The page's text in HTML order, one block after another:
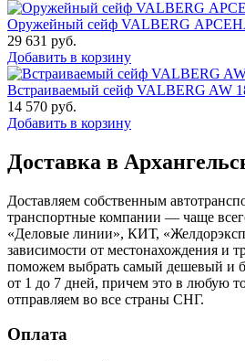
Оружейный сейф VALBERG
29 631 руб.
Добавить в корзину
Встраиваемый сейф VALBERG AW
14 570 руб.
Добавить в корзину
Доставка в
Доставляем собственным
транспортные компании — чаще
«Деловые линии», КИТ,
зависимости от местонахождения и
поможем выбрать самый дешевый и
от 1 до 7 дней, причем это в любую
отправляем во все страны СНГ.
Оплата